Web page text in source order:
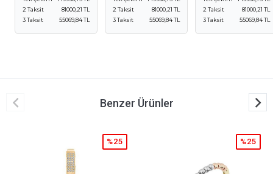
2 Taksit
81000,21 TL
3 Taksit
55069,84 TL
2 Taksit
81000,21 TL
3 Taksit
55069,84 TL
2 Taksit
81000,21 TL
3 Taksit
55069,84 TL
Benzer Ürünler
%25 %25